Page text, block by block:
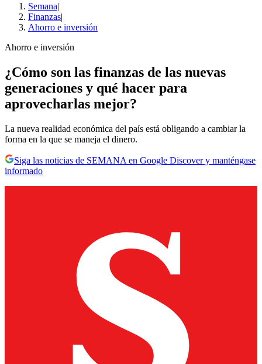
Semana|
Finanzas|
Ahorro e inversión
Ahorro e inversión
¿Cómo son las finanzas de las nuevas
generaciones y qué hacer para
aprovecharlas mejor?
La nueva realidad económica del país está obligando a cambiar la
forma en la que se maneja el dinero.
Siga las noticias de SEMANA en Google Discover y manténgase
informado